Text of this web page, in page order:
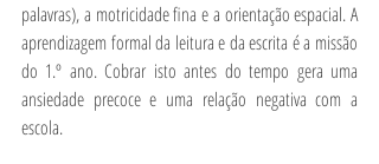
palavras), a motricidade fina e a orientação espacial. A
aprendizagem formal da leitura e da escrita é a missão
do 1.º ano. Cobrar isto antes do tempo gera uma
ansiedade precoce e uma relação negativa com a
escola.